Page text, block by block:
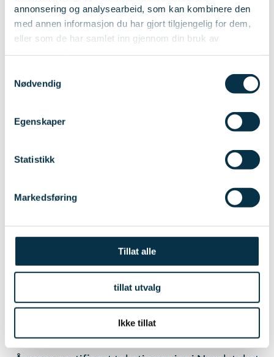
annonsering og analysearbeid, som kan kombinere den
med annen informasjon du har gjort tilgjengelig for dem,
eller som de har samlet inn gjennom din bruk av
Nødvendig
Egenskaper
Statistikk
Markedsføring
Tillat alle
tillat utvalg
Ikke tillat
Ledelsessystemer for
utdanningsorganisasjoner.